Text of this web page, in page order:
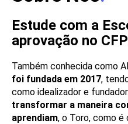
Estude com a
aprovação no
Também conhecida como
foi fundada em 2017,
como idealizador e
transformar a maneira
aprendiam, o Toro, como é